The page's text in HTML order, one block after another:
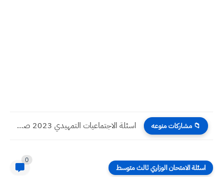
📁 مشاركات منوعه اسئلة الاجتماعيات التمهيدي 2023 صف الثالث المتوسط
اسئلة الامتحان الوزاري ثالث متوسط
0